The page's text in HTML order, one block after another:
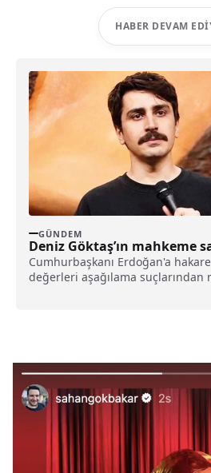
HABER DEVAM
GÜNDEM
Deniz Göktaş’ın mahkeme
Cumhurbaşkanı Erdoğan'a
değerleri aşağılama suçlarından